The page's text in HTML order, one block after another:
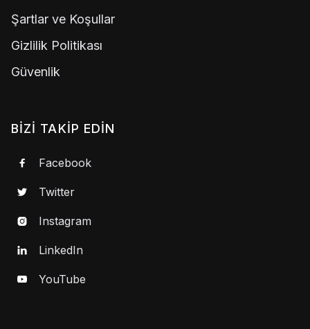
Şartlar ve Koşullar
Gizlilik Politikası
Güvenlik
BIZI TAKIP EDIN
 Facebook
 Twitter
 Instagram
 LinkedIn
 YouTube